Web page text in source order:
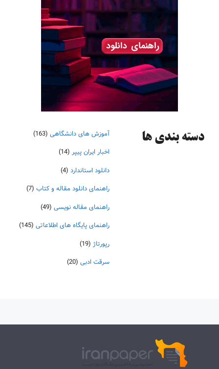
دسته‌ بندی ها آموزش های دانشگاهی (163)
اخبار ایران پیپر (14)
دانلود استاندارد (4)
راهنمای دانلود مقاله و کتاب (7)
راهنمای مقاله نویسی (49)
راهنمای پایگاه های اطلاعاتی (145)
رپورتاژ (19)
سرقت ادبی (20)